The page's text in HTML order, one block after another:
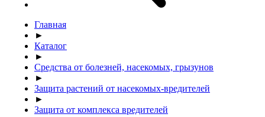
Главная
►
Каталог
►
Средства от болезней, насекомых, грызунов
►
Защита растений от насекомых-вредителей
►
Защита от комплекса вредителей